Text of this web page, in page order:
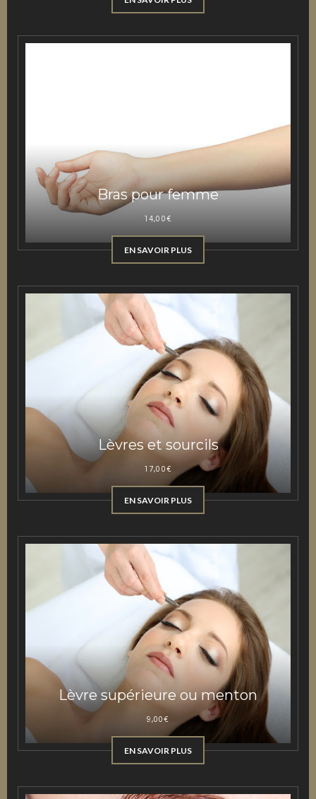
Bras pour femme
14,00€
EN SAVOIR PLUS
Lèvres et sourcils
17,00€
EN SAVOIR PLUS
Lèvre supérieure ou menton
9,00€
EN SAVOIR PLUS